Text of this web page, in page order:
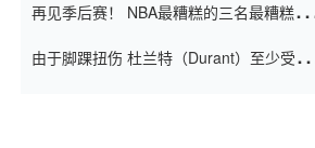
再见季后赛！ NBA最糟糕的三名最糟糕的
由于脚踝扭伤 杜兰特（Durant）至少受伤